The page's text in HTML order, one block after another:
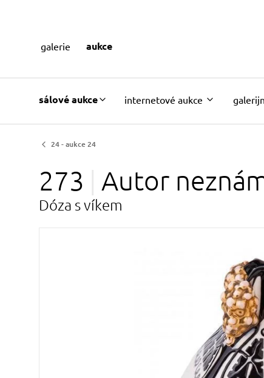
sálové aukce internetové aukce
galerie aukce
24 - aukce 24
273 Autor
Dóza s víkem